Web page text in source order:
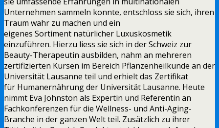
Unternehmen sammeln konnte, entschloss sie sich, ihren
Traum wahr zu machen und ein
eigenes Sortiment natürlicher Luxuskosmetik
einzuführen. Hierzu liess sie sich in der Schweiz zur
Beauty-Therapeutin ausbilden, nahm an mehreren
zertifizierten Kursen im Bereich Pflanzenheilkunde an der
Universität Lausanne teil und erhielt das Zertifikat
für Humanernährung der Universität Lausanne. Heute
nimmt Eva Johnston als Expertin und Referentin an
Fachkonferenzen für die Wellness- und Anti-Aging-
Branche in der ganzen Welt teil. Zusätzlich zu ihrer